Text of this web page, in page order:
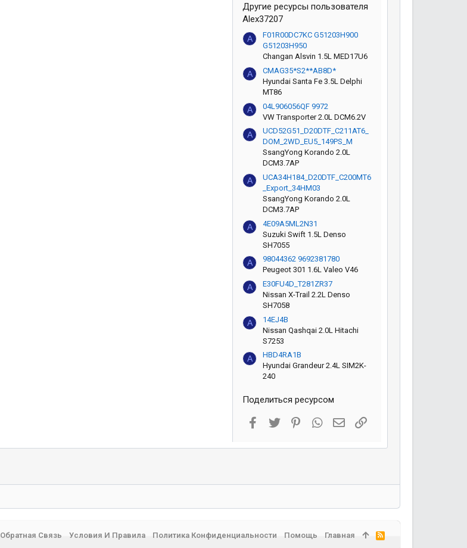
Другие ресурсы пользователя
Alex37207
A
F01R00DC7KC G51203H900
G51203H950
Changan Alsvin 1.5L MED17U6
A
CMAG35*S2**AB8D*
Hyundai Santa Fe 3.5L Delphi
MT86
A
04L906056QF 9972
VW Transporter 2.0L DCM6.2V
A
UCD52G51_D20DTF_C211AT6_
DOM_2WD_EU5_149PS_M
SsangYong Korando 2.0L
DCM3.7AP
A
UCA34H184_D20DTF_C200MT6
_Export_34HM03
SsangYong Korando 2.0L
DCM3.7AP
A
4E09A5ML2N31
Suzuki Swift 1.5L Denso
SH7055
A
98044362 9692381780
Peugeot 301 1.6L Valeo V46
A
E30FU4D_T281ZR37
Nissan X-Trail 2.2L Denso
SH7058
A
14EJ4B
Nissan Qashqai 2.0L Hitachi
S7253
A
HBD4RA1B
Hyundai Grandeur 2.4L SIM2K-
240
Поделиться ресурсом
Facebook
Twitter PinterestWhatsAppЭлектронная почта
Ссылка
Обратная Связь Условия И Правила Политика Конфиденциальности Помощь Главная
R
S